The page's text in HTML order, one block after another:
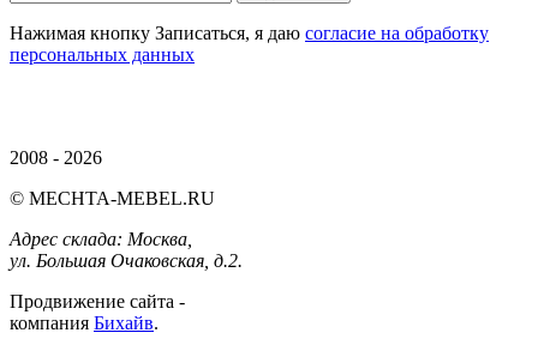
Нажимая кнопку Записаться, я даю согласие на обработку
персональных данных
2008 - 2026
© MECHTA-MEBEL.RU
Адрес склада: Москва,
ул. Большая Очаковская, д.2.
Продвижение сайта -
компания Бихайв.